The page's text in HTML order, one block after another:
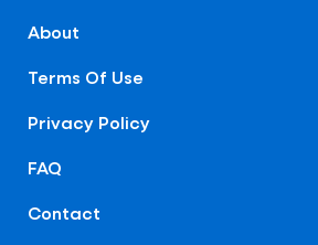
About
Terms Of Use
Privacy Policy
FAQ
Contact